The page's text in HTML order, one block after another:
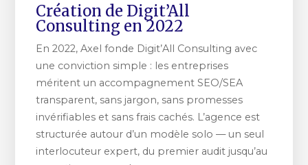
Création de Digit’All
Consulting en 2022
En 2022, Axel fonde Digit’All Consulting avec
une conviction simple : les entreprises
méritent un accompagnement SEO/SEA
transparent, sans jargon, sans promesses
invérifiables et sans frais cachés. L’agence est
structurée autour d’un modèle solo — un seul
interlocuteur expert, du premier audit jusqu’au